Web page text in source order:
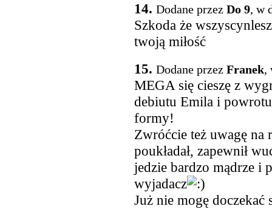
14. Dodane przez Do 9, w
Szkoda że
twoją miłość
15. Dodane przez Franek,
MEGA się cieszę z
debiutu Emila i
formy!
Zwróćcie też uwagę na
poukładał, zapewnił
jedzie bardzo mądrze i
wyjadacz
Już nie mogę doczekać